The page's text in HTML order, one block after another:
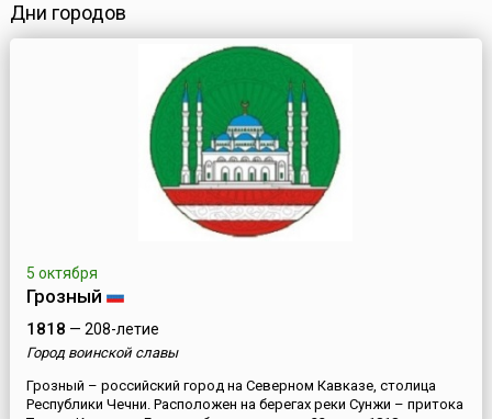
Дни городов
5 октября
Грозный
1818 — 208-летие
Город воинской славы
Грозный – российский город на Северном Кавказе, столица
Республики Чечни. Расположен на берегах реки Сунжи – притока